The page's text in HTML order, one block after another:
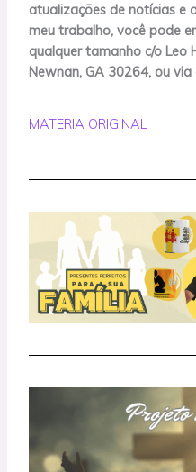
atualizações de notícias e
meu trabalho, você pode
qualquer tamanho c/o Leo
Newnan, GA 30264, ou
MATERIA ORIGINAL